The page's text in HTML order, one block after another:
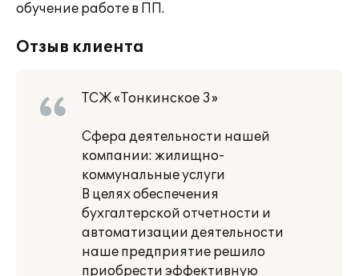
обучение работе в ПП.
Отзыв клиента
ТСЖ «Тонкинское 3»
Сфера деятельности нашей
компании: жилищно-
коммунальные услуги
В целях обеспечения
бухгалтерской отчетности и
автоматизации деятельности
наше предприятие решило
приобрести эффективную